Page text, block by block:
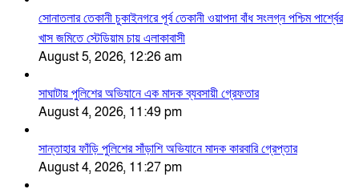
সোনাতলার তেকানী চুকাইনগরে পূর্ব তেকানী ওয়াপদা বাঁধ সংলগ্ন পশ্চিম পার্শ্বের
খাস জমিতে স্টেডিয়াম চায় এলাকাবাসী
August 5, 2026, 12:26 am
সাঘাটায় পুলিশের অভিযানে এক মাদক ব্যবসায়ী গ্রেফতার
August 4, 2026, 11:49 pm
সান্তাহার ফাঁড়ি পুলিশের সাঁড়াশি অভিযানে মাদক কারবারি গ্রেপ্তার
August 4, 2026, 11:27 pm